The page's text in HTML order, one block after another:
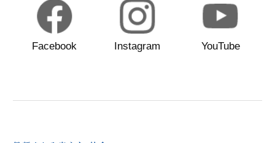
Facebook Instagram YouTube